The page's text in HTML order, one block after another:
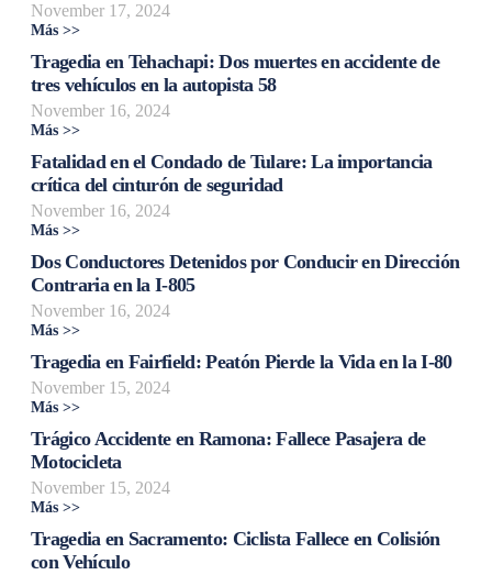
November 17, 2024
Más >>
Tragedia en Tehachapi: Dos muertes en accidente de
tres vehículos en la autopista 58
November 16, 2024
Más >>
Fatalidad en el Condado de Tulare: La importancia
crítica del cinturón de seguridad
November 16, 2024
Más >>
Dos Conductores Detenidos por Conducir en Dirección
Contraria en la I-805
November 16, 2024
Más >>
Tragedia en Fairfield: Peatón Pierde la Vida en la I-80
November 15, 2024
Más >>
Trágico Accidente en Ramona: Fallece Pasajera de
Motocicleta
November 15, 2024
Más >>
Tragedia en Sacramento: Ciclista Fallece en Colisión
con Vehículo